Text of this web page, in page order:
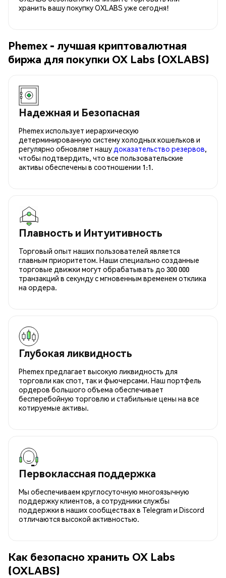
хранить вашу покупку OXLABS уже сегодня!
Phemex - лучшая криптовалютная
биржа для покупки OX Labs (OXLABS)
Надежная и Безопасная
Phemex использует иерархическую
детерминированную систему холодных кошельков и
регулярно обновляет нашу доказательство резервов,
чтобы подтвердить, что все пользовательские
активы обеспечены в соотношении 1:1.
Плавность и Интуитивность
Торговый опыт наших пользователей является
главным приоритетом. Наши специально созданные
торговые движки могут обрабатывать до 300 000
транзакций в секунду с мгновенным временем отклика
на ордера.
Глубокая ликвидность
Phemex предлагает высокую ликвидность для
торговли как спот, так и фьючерсами. Наш портфель
ордеров большого объема обеспечивает
бесперебойную торговлю и стабильные цены на все
котируемые активы.
Первоклассная поддержка
Мы обеспечиваем круглосуточную многоязычную
поддержку клиентов, а сотрудники службы
поддержки в наших сообществах в Telegram и Discord
отличаются высокой активностью.
Как безопасно хранить OX Labs
(OXLABS)